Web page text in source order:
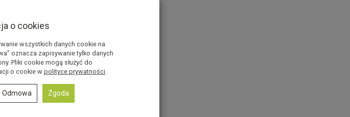
o cookies
wszystkich danych cookie na
oznacza zapisywanie tylko danych
Pliki cookie mogą służyć do
o cookie w polityce prywatności.
Odmowa Zgoda